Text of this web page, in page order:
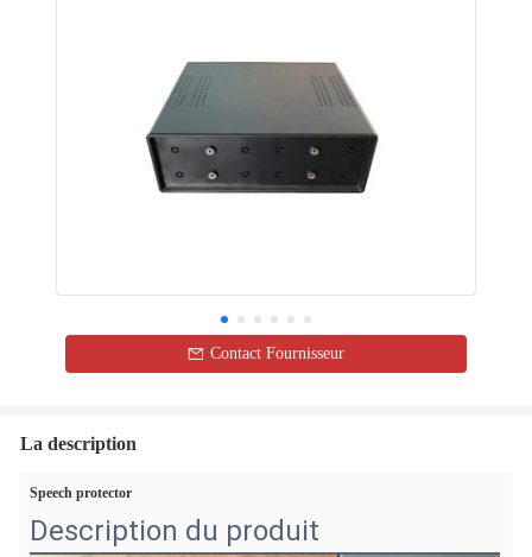
Contact Fournisseur
La description
Speech protector
Description du produit